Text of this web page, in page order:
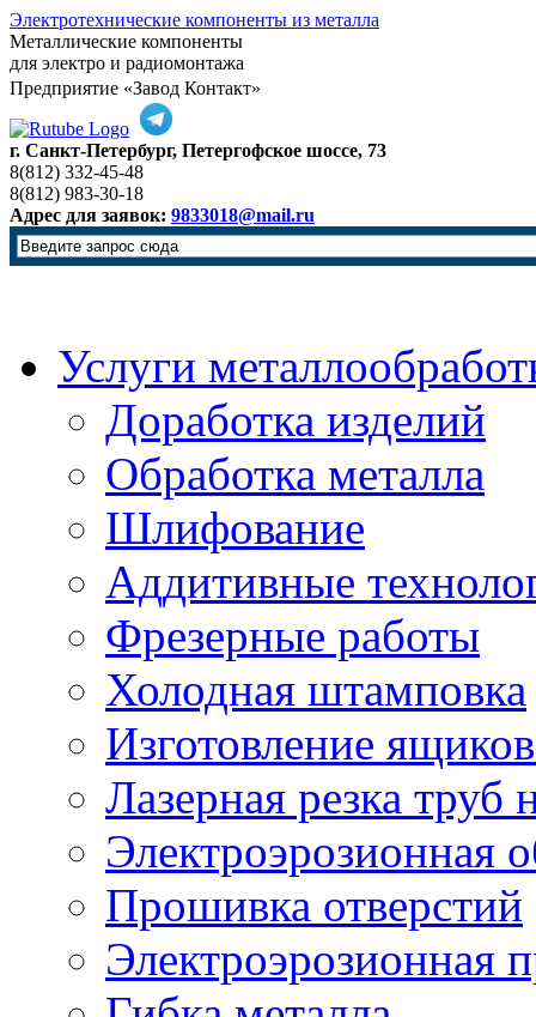
Электротехнические компоненты из металла
Металлические компоненты
для электро и радиомонтажа
Предприятие «Завод Контакт»
г. Санкт-Петербург, Петергофское шоссе, 73
8(812) 332-45-48
8(812) 983-30-18
Адрес для заявок: 9833018@mail.ru
Услуги
Доработка изделий
Обработка металла
Шлифование
Аддитивные
Фрезерные работы
Холодная штамповка
Изготовление
Лазерная резка труб
Электроэрозионная
Прошивка отверстий
Электроэрозионная